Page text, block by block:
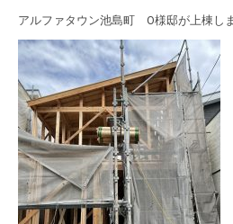
アルファタウン池島町 O様邸が上棟し